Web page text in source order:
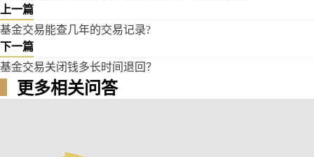
上一篇
基金交易能查几年的交易记录?
下一篇
基金交易关闭钱多长时间退回？
更多相关问答